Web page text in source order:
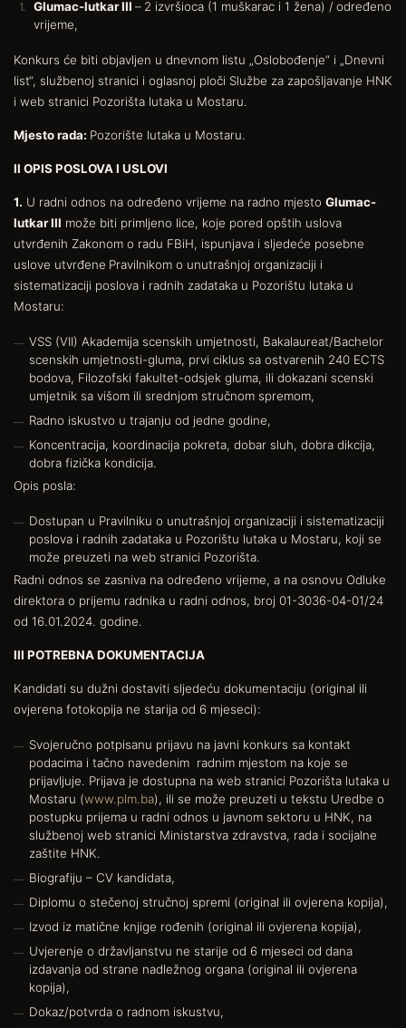
Glumac-lutkar III– 2 izvršioca (1 muškarac i 1 žena) / određeno
vrijeme,
Konkurs će biti objavljen u dnevnom listu „Oslobođenje“ i „Dnevni
list“, službenoj stranici i oglasnoj ploči Službe za zapošljavanje HNK
i web stranici Pozorišta lutaka u Mostaru.
Mjesto rada: Pozorište lutaka u Mostaru.
II OPIS POSLOVA I USLOVI
1. U radni odnos na određeno vrijeme na radno mjesto Glumac-
lutkar III može biti primljeno lice, koje pored opštih uslova
utvrđenih Zakonom o radu FBiH, ispunjava i sljedeće posebne
uslove utvrđene Pravilnikom o unutrašnjoj organizaciji i
sistematizaciji poslova i radnih zadataka u Pozorištu lutaka u
Mostaru:
VSS (VII) Akademija scenskih umjetnosti, Bakalaureat/Bachelor
scenskih umjetnosti-gluma, prvi ciklus sa ostvarenih 240 ECTS
bodova, Filozofski fakultet-odsjek gluma, ili dokazani scenski
umjetnik sa višom ili srednjom stručnom spremom,
Radno iskustvo u trajanju od jedne godine,
Koncentracija, koordinacija pokreta, dobar sluh, dobra dikcija,
dobra fizička kondicija.
Opis posla:
Dostupan u Pravilniku o unutrašnjoj organizaciji i sistematizaciji
poslova i radnih zadataka u Pozorištu lutaka u Mostaru, koji se
može preuzeti na web stranici Pozorišta.
Radni odnos se zasniva na određeno vrijeme, a na osnovu Odluke
direktora o prijemu radnika u radni odnos, broj 01-3036-04-01/24
od 16.01.2024. godine.
III POTREBNA DOKUMENTACIJA
Kandidati su dužni dostaviti sljedeću dokumentaciju (original ili
ovjerena fotokopija ne starija od 6 mjeseci):
Svojeručno potpisanu prijavu na javni konkurs sa kontakt
podacima i tačno navedenim radnim mjestom na koje se
prijavljuje. Prijava je dostupna na web stranici Pozorišta lutaka u
Mostaru (www.plm.ba), ili se može preuzeti u tekstu Uredbe o
postupku prijema u radni odnos u javnom sektoru u HNK, na
službenoj web stranici Ministarstva zdravstva, rada i socijalne
zaštite HNK.
Biografiju – CV kandidata,
Diplomu o stečenoj stručnoj spremi (original ili ovjerena kopija),
Izvod iz matične knjige rođenih (original ili ovjerena kopija),
Uvjerenje o državljanstvu ne starije od 6 mjeseci od dana
izdavanja od strane nadležnog organa (original ili ovjerena
kopija),
Dokaz/potvrda o radnom iskustvu,